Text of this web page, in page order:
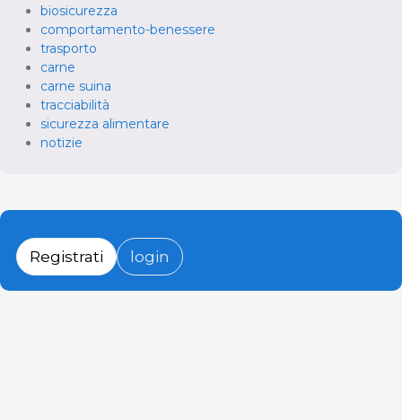
biosicurezza
comportamento-benessere
trasporto
carne
carne suina
tracciabilità
sicurezza alimentare
notizie
Registrati login